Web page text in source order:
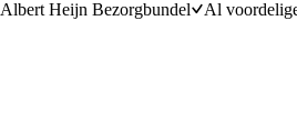
Albert Heijn Bezorgbundel Al